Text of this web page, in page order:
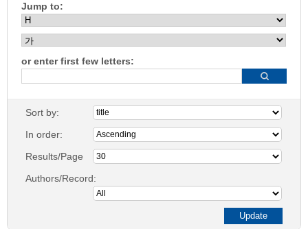
Jump to:
or enter first few letters:
Sort by:
In order:
Results/Page
Authors/Record: